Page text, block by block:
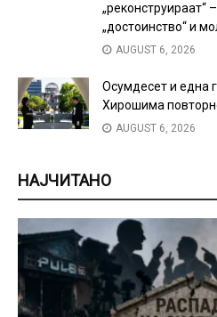
„реконструираат“
„достоинство“ и
AUGUST 6, 2026
Осумдесет и една
Хирошима
AUGUST 6, 2026
НАЈЧИТАНО